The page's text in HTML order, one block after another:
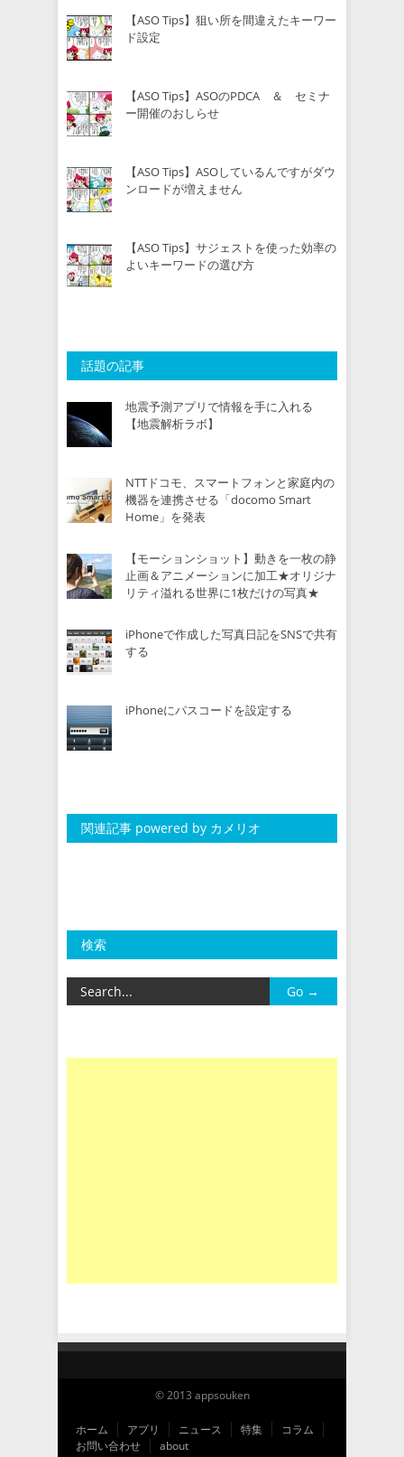
【ASO Tips】狙い所を間違えたキーワー
ド設定
【ASO Tips】ASOのPDCA ＆ セミナ
ー開催のおしらせ
【ASO Tips】ASOしているんですがダウ
ンロードが増えません
【ASO Tips】サジェストを使った効率の
よいキーワードの選び方
話題の記事
地震予測アプリで情報を手に入れる
【地震解析ラボ】
NTTドコモ、スマートフォンと家庭内の
機器を連携させる「docomo Smart
Home」を発表
【モーションショット】動きを一枚の静
止画＆アニメーションに加工★オリジナ
リティ溢れる世界に1枚だけの写真★
iPhoneで作成した写真日記をSNSで共有
する
iPhoneにパスコードを設定する
関連記事 powered by カメリオ
検索
© 2013 appsouken
ホーム アプリ ニュース 特集
コラム
お問い合わせ
about